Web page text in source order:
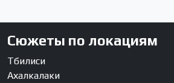
Сюжеты по локациям
Тбилиси
Ахалкалаки